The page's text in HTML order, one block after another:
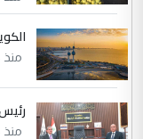
الرافدين
منذ 4 ساعة
منذ 4 ساعة